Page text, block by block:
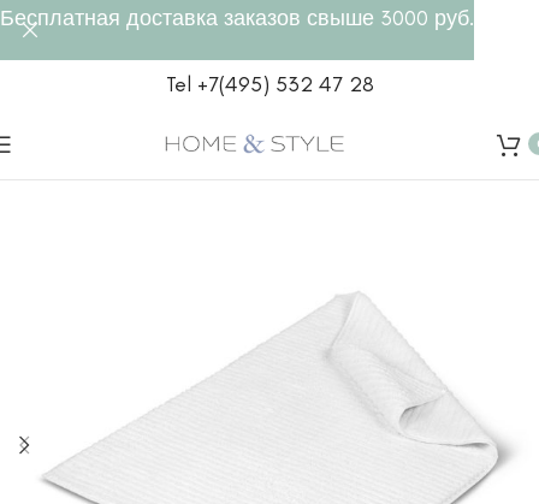
Tel +7(495) 532 47 28
Бесплатная доставка заказов свыше 3000 руб.